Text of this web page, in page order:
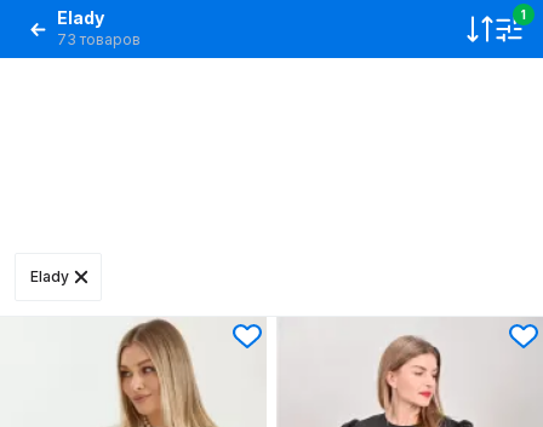
Elady
73 товаров
1
Elady